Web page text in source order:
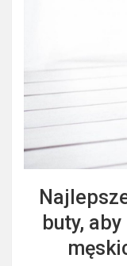
buty,